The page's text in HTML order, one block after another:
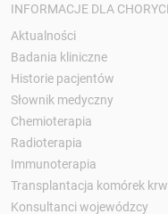
INFORMACJE DLA
Aktualności
Badania kliniczne
Historie pacjentów
Słownik medyczny
Chemioterapia
Radioterapia
Immunoterapia
Transplantacja komórek
Konsultanci wojewódzcy